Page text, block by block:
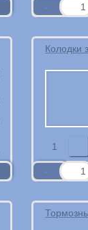
Колодки
1